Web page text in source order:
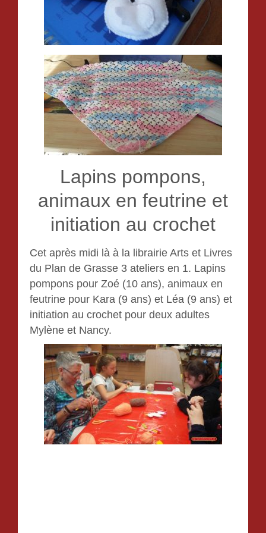
Lapins pompons,
animaux en feutrine et
initiation au crochet
Cet après midi là à la librairie Arts et Livres
du Plan de Grasse 3 ateliers en 1. Lapins
pompons pour Zoé (10 ans), animaux en
feutrine pour Kara (9 ans) et Léa (9 ans) et
initiation au crochet pour deux adultes
Mylène et Nancy.